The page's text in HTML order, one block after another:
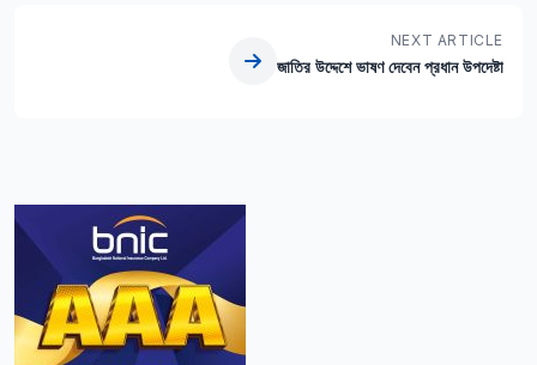
NEXT ARTICLE
জাতির উদ্দেশে ভাষণ দেবেন প্রধান উপদেষ্টা